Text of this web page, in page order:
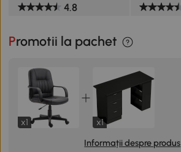
4.8
Promotii la pachet
x1
x1
Informații despre produs